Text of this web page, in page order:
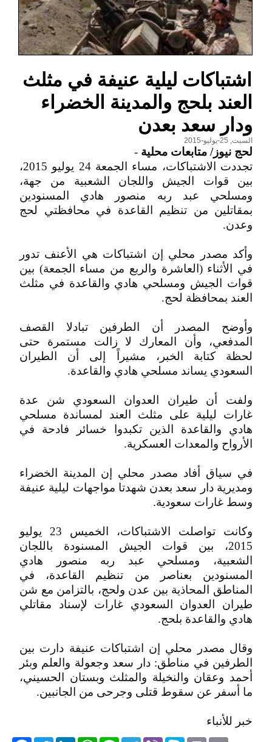
اشتباكات ليلية عنيفة في مثلث
العند بلحج والمدينة الخضراء
ودار سعد بعدن
السبت, 25-يوليو-2015
لحج نيوز/ متابعات محلية -
تجددت الاشتباكات، مساء الجمعة 24 يوليو 2015،
بين قوات الجيش واللجان الشعبية من جهة،
ومسلحي عبد ربه منصور هادي المسنودين
بمقاتلين من تنظيم القاعدة في محافظتي لحج
وعدن.
وأكد مصدر محلي إن اشتباكات هي الأعنف تدور
في الأثناء (العاشرة والربع من مساء الجمعة) بين
قوات الجيش ومسلحي هادي والقاعدة في مثلث
العند بمحافظة لحج.
وأوضح المصدر أن الطرفين تبادلا القصف
المدفعي، وأن المعارك لا زالت مستمرة حتى
لحظة كتابة الخبر، مشيراً إلى أن الطيران
السعودي يساند مسلحي هادي والقاعدة.
ولفت أن طيران العدوان السعودي شن عدة
غارات ليلية على مثلث العند لمساندة مسلحي
هادي والقاعدة الذين تكبدوا خسائر فادحة في
الأرواح والمعدات العسكرية.
في سياق أفاد مصدر محلي إن المدينة الخضراء
ومديرية دار سعد بعدن شهدتا مواجهات ليلية عنيفة
وسط غارات سعودية.
وكانت تواصلت الاشتباكات، الخميس 23 يوليو
2015، بين قوات الجيش المسنودة باللجان
الشعبية، ومسلحي عبد ربه منصور هادي
المسنودين بعناصر من تنظيم القاعدة، في
المناطق المحاذية بين عدن ولحج، بالتزامن مع شن
طيران العدوان السعودي غارات لإسناد مقاتلي
هادي والقاعدة بلحج.
وقال مصدر محلي إن اشتباكات عنيفة دارت بين
الطرفين في مناطق: دار سعد وجعولة والعلم وبئر
أحمد وعقان والنخيلة والمثلث وبستان الحسيني،
ما أسفر عن سقوط قتلى وجرحى من الجانبين.
خبر للأنباء